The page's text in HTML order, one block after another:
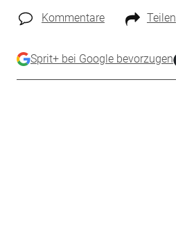
Kommentare Teilen
Sprit+ bei Google bevorzugen